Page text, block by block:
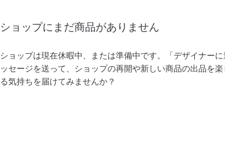
ショップにまだ商品がありません
ショップは現在休暇中、または準備中です。「デザイナー
ッセージを送って、ショップの再開や新しい商品の出品を
る気持ちを届けてみませんか？